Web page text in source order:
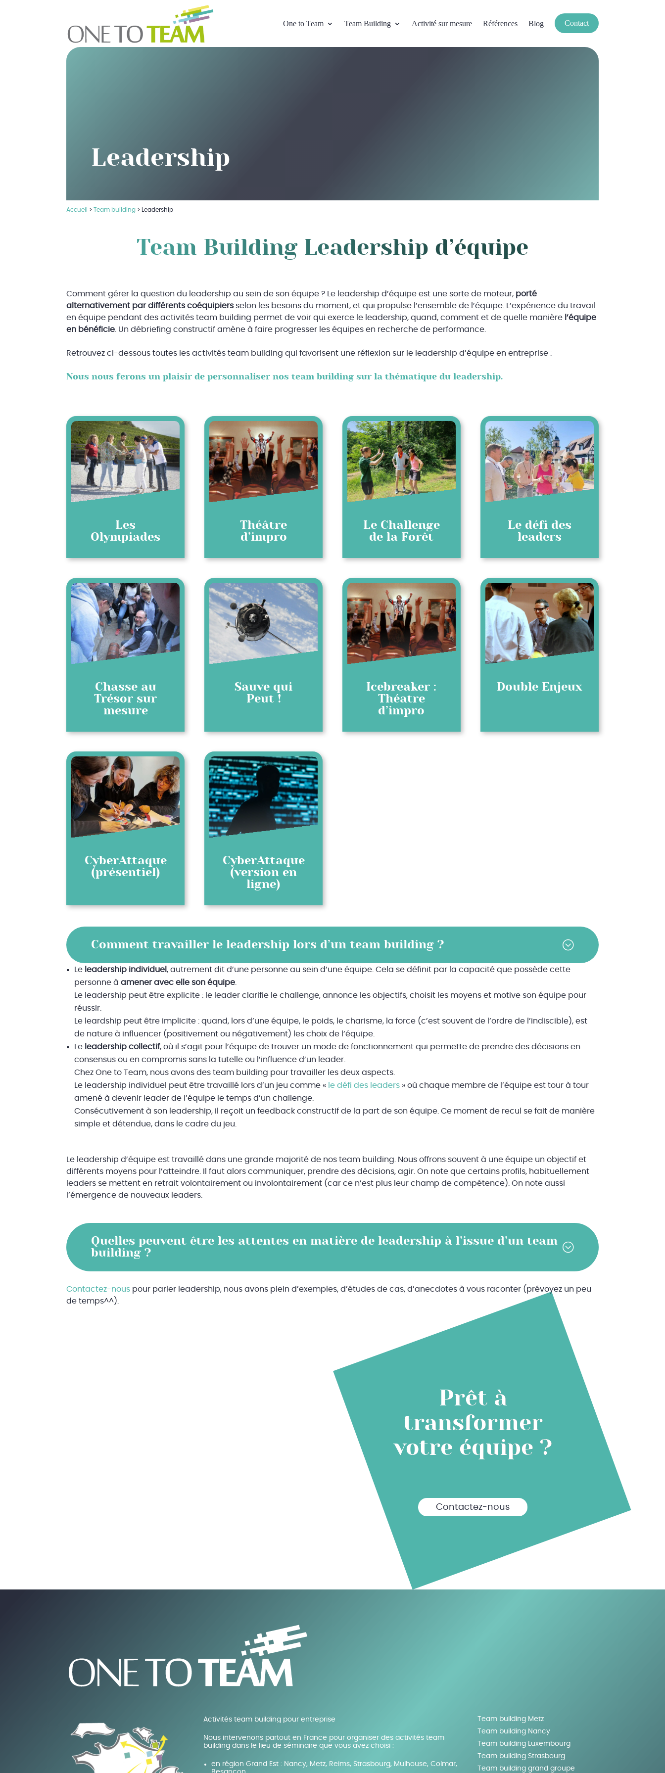
One to Team Team Building Activité sur mesure Références Blog Contact
Leadership
Accueil >Team building > Leadership
Team Building Leadership d’équipe
Comment gérer la question du leadership au sein de son équipe ? Le leadership d’équipe est une sorte de moteur, porté
alternativement par différents coéquipiersselon les besoins du moment, et qui propulse l’ensemble de l’équipe. L’expérience du travail
en équipe pendant des activités team building permet de voir qui exerce le leadership, quand, comment et de quelle manière l’équipe
en bénéficie. Un débriefing constructif amène à faire progresser les équipes en recherche de performance.
Retrouvez ci-dessous toutes les activités team building qui favorisent une réflexion sur le leadership d’équipe en entreprise :
Nous nous ferons un plaisir de personnaliser nos team building sur la thématique du leadership.
Les
Olympiades
Théâtre
d’impro
Le Challenge
de la Forêt
Le défi des
leaders
Chasse au
Trésor sur
mesure
Sauve qui
Peut !
Icebreaker :
Théatre
d’impro
Double Enjeux
CyberAttaque
(présentiel)
CyberAttaque
(version en
ligne)
Comment travailler le leadership lors d’un team building ?
Le leadership individuel , autrement dit d’une personne au sein d’une équipe. Cela se définit par la capacité que possède cette
personne àamener avec elle son équipe
Le leadership peut être explicite : le leader clarifie le challenge, annonce les objectifs, choisit les moyens et motive son équipe pour
réussir.
Le leardship peut être implicite : quand, lors d’une équipe, le poids, le charisme, la force (c’est souvent de l’ordre de l’indiscible), est
de nature à influencer (positivement ou négativement) les choix de l’équipe.
Le leadership collectif, où il s’agit pour l’équipe de trouver un mode de fonctionnement qui permette de prendre des décisions en
consensus ou en compromis sans la tutelle ou l’influence d’un leader.
Chez One to Team, nous avons des team building pour travailler les deux aspects.
Le leadership individuel peut être travaillé lors d’un jeu comme « le défi des leaders » où chaque membre de l’équipe est tour à tour
amené à devenir leader de l’équipe le temps d’un challenge.
Consécutivement à son leadership, il reçoit un feedback constructif de la part de son équipe. Ce moment de recul se fait de manière
simple et détendue, dans le cadre du jeu.
Le leadership d’équipe est travaillé dans une grande majorité de nos team building. Nous offrons souvent à une équipe un objectif et
différents moyens pour l’atteindre. Il faut alors communiquer, prendre des décisions, agir. On note que certains profils, habituellement
leaders se mettent en retrait volontairement ou involontairement (car ce n’est plus leur champ de compétence). On note aussi
l’émergence de nouveaux leaders.
Quelles peuvent être les attentes en matière de leadership à l’issue d’un team
building ?
Contactez-nous pour parler leadership, nous avons plein d’exemples, d’études de cas, d’anecdotes à vous raconter (prévoyez un peu
de temps^^).
Prêt à
transformer
votre équipe ?
Contactez-nous
Activités team building pour entreprise
Nous intervenons partout en France pour organiser des activités team
building dans le lieu de séminaire que vous avez choisi :
en région Grand Est : Nancy, Metz, Reims, Strasbourg, Mulhouse, Colmar,
Team building Metz
Team building Nancy
Team building Luxembourg
Team building Strasbourg
Team building grand groupe